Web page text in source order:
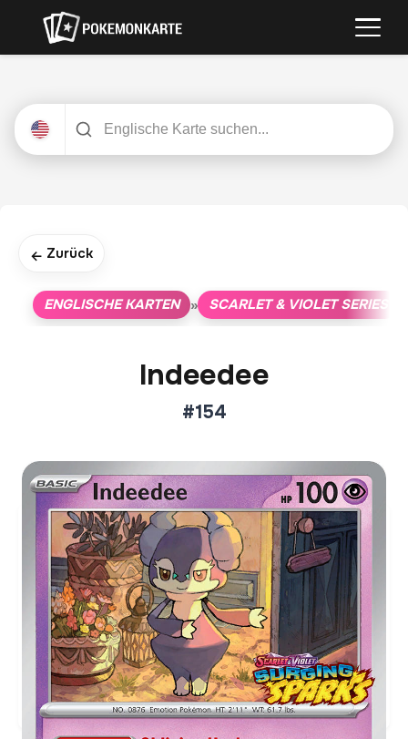
← Zurück
ENGLISCHE KARTEN » SCARLET & VIOLET SERIES
Indeedee
#154
Aktueller Marktpreis
€3,88
Holofoil
Preise werden täglich aktualisiert.